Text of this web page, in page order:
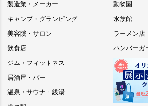
製造業・メーカー
キャンプ・グランピング
美容院・サロン
飲食店
ジム・フィットネス
居酒屋・バー
温泉・サウナ・銭湯
動物園
水族館
ラーメン店
ハンバーガ